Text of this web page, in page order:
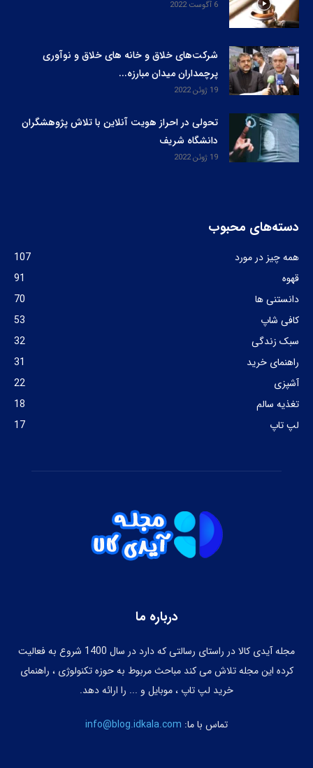
6 آگوست 2022
شرکت‌های خلاق و خانه های خلاق و نوآوری
پرچمداران میدان مبارزه...
19 ژوئن 2022
تحولی در احراز هویت آنلاین با تلاش پژوهشگران
دانشگاه شریف
19 ژوئن 2022
دسته‌های محبوب
همه چیز در مورد
107
قهوه
91
دانستنی ها
70
کافی شاپ
53
سبک زندگی
32
راهنمای خرید
31
آشپزی
22
تغذیه سالم
18
لپ تاپ
17
درباره ما
مجله آیدی کالا در راستای رسالتی که دارد در سال 1400 شروع به فعالیت
کرده این مجله تلاش می کند مباحث مربوط به حوزه تکنولوژی ، راهنمای
خرید لپ تاپ ، موبایل و ... را ارائه دهد.
تماس با ما: info@blog.idkala.com